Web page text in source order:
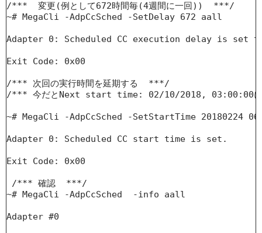
/***  変更(例として672時間毎(4週間に一回))  ***/
~# MegaCli -AdpCcSched -SetDelay 672 aall
Adapter 0: Scheduled CC execution delay is set
Exit Code: 0x00
/*** 次回の実行時間を延期する  ***/
/*** 今だとNext start time: 02/10/2018, 03:00:00に
~# MegaCli -AdpCcSched -SetStartTime 20180224
Adapter 0: Scheduled CC start time is set.
Exit Code: 0x00
/*** 確認  ***/
~# MegaCli -AdpCcSched  -info aall
Adapter #0